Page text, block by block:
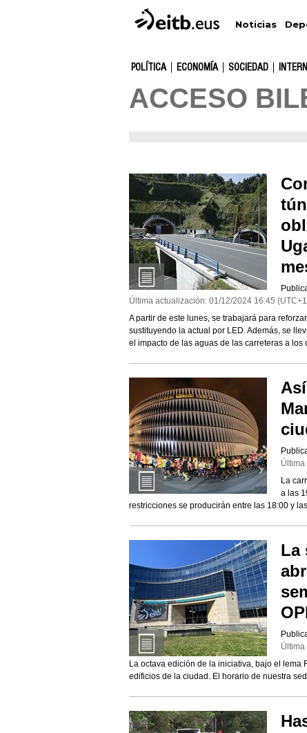
Noticias
POLÍTICA ECONOMÍA SOCIEDAD
ACCESO
Última actualización: 01/12/2024 16:45
A partir de este lunes, se trabajará para
sustituyendo la actual por LED. Además, se
el impacto de las aguas de las carreteras a los
La
a las
restricciones se producirán entre las 18:00 y
La
La octava edición de la iniciativa, bajo el lema
edificios de la ciudad. El horario de nuestra